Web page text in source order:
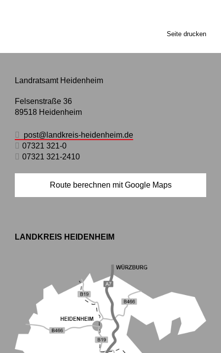
Seite drucken
Landratsamt Heidenheim
Felsenstraße 36
89518 Heidenheim
post@landkreis-heidenheim.de
07321 321-0
07321 321-2410
Route berechnen mit Google Maps
LANDKREIS HEIDENHEIM